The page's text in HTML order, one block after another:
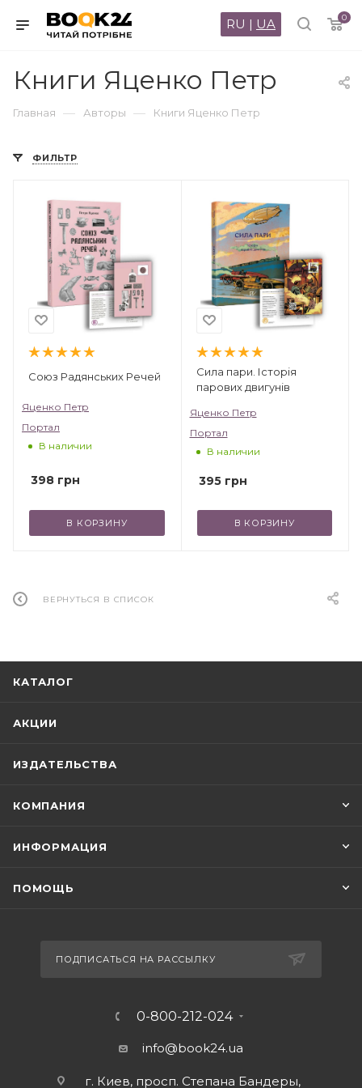
0
RU | UA
Книги Яценко Петр
Главная — Авторы — Книги Яценко Петр
ФИЛЬТР
Союз Радянських Речей
Яценко Петр
Портал
В наличии
398 грн
В КОРЗИНУ
Сила пари. Історія
парових двигунів
Яценко Петр
Портал
В наличии
395грн
В КОРЗИНУ
ВЕРНУТЬСЯ В СПИСОК
КАТАЛОГ
АКЦИИ
ИЗДАТЕЛЬСТВА
КОМПАНИЯ
ИНФОРМАЦИЯ
ПОМОЩЬ
ПОДПИСАТЬСЯ НА РАССЫЛКУ
0-800-212-024
info@book24.ua
г. Киев, просп. Степана Бандеры,